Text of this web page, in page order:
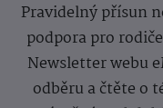
Pravidelný přísun
podpora pro
Newsletter webu
odběru a čtěte o